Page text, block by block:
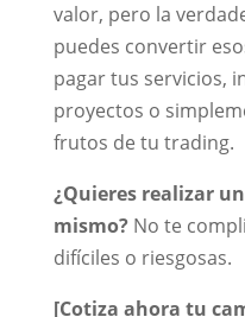
valor, pero la
puedes convertir
pagar tus servicios,
proyectos o
frutos de tu trading.
¿Quieres realizar
mismo?No te
difíciles o riesgosas.
[Cotiza ahora tu